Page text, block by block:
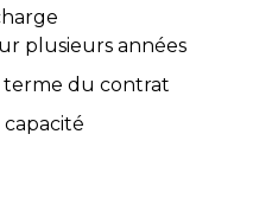
plusieurs années
terme du contrat
capacité